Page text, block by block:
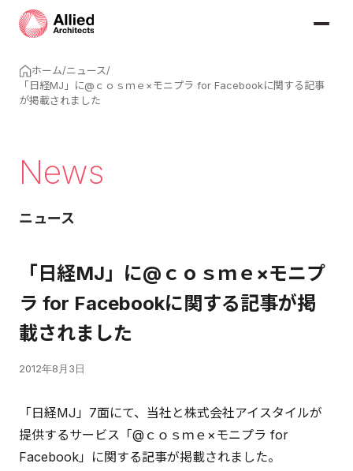
ホーム/ニュース/
「日経MJ」に@ｃｏｓｍｅ×モニプラ for Facebookに関する記事
が掲載されました
News
ニュース
「日経MJ」に@ｃｏｓｍｅ×モニプ
ラ for Facebookに関する記事が掲
載されました
2012年8月3日
「日経MJ」7面にて、当社と株式会社アイスタイルが
提供するサービス「@ｃｏｓｍｅ×モニプラ for
Facebook」に関する記事が掲載されました。